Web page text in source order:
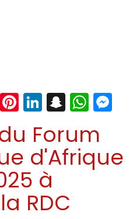
instagram
Pinterest
LinkedIn
Snapchat
Forum
d'Afrique
à
RDC